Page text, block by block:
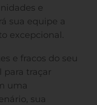
e
sua equipe a
excepcional.
e fracos do seu
para traçar
uma
sua